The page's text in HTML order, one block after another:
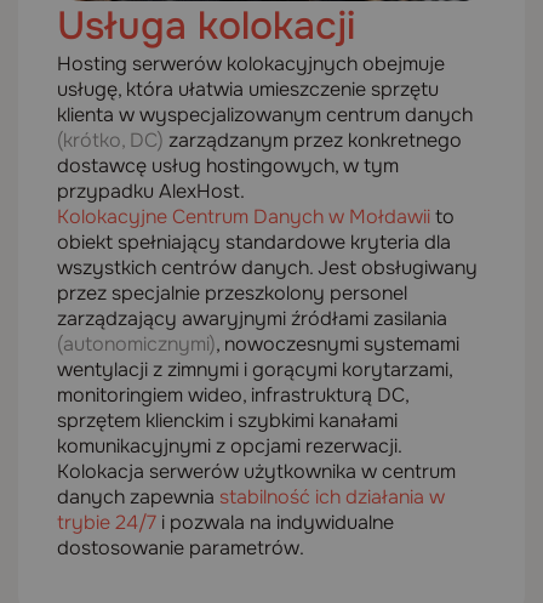
Usługa kolokacji
Hosting serwerów kolokacyjnych obejmuje
usługę, która ułatwia umieszczenie sprzętu
klienta w wyspecjalizowanym centrum danych
(krótko, DC) zarządzanym przez konkretnego
dostawcę usług hostingowych, w tym
przypadku AlexHost.
Kolokacyjne Centrum Danych w Mołdawiito
obiekt spełniający standardowe kryteria dla
wszystkich centrów danych. Jest obsługiwany
przez specjalnie przeszkolony personel
zarządzający awaryjnymi źródłami zasilania
(autonomicznymi), nowoczesnymi systemami
wentylacji z zimnymi i gorącymi korytarzami,
monitoringiem wideo, infrastrukturą DC,
sprzętem klienckim i szybkimi kanałami
komunikacyjnymi z opcjami rezerwacji.
Kolokacja serwerów użytkownika w centrum
danych zapewnia stabilność ich działania w
trybie 24/7 i pozwala na indywidualne
dostosowanie parametrów.